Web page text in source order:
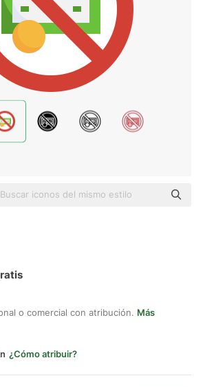
o comercial con atribución. Más
¿Cómo atribuir?